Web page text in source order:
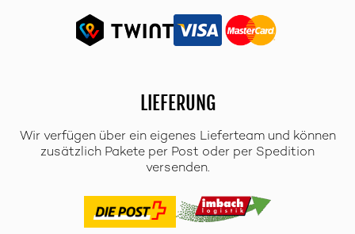
LIEFERUNG
Wir verfügen über ein eigenes Lieferteam und können
zusätzlich Pakete per Post oder per Spedition
versenden.